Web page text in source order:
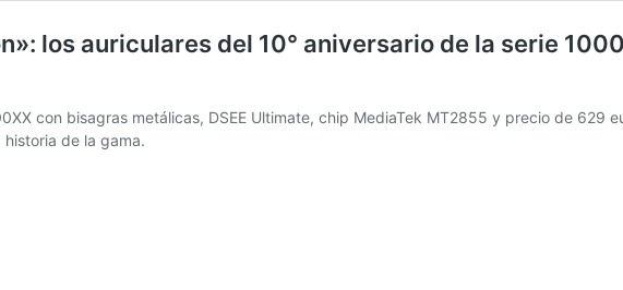
los auriculares del 10° aniversario de la serie
con bisagras metálicas, DSEE Ultimate, chip MediaTek MT2855 y precio de 629
de la gama.